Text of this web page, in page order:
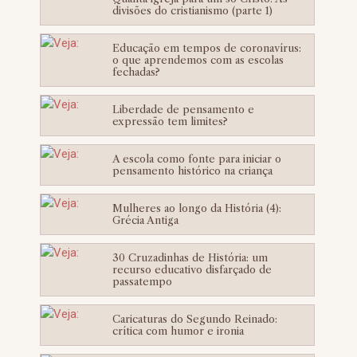
divisões do cristianismo (parte 1)
Educação em tempos de coronavírus:
o que aprendemos com as escolas
fechadas?
Liberdade de pensamento e
expressão tem limites?
A escola como fonte para iniciar o
pensamento histórico na criança
Mulheres ao longo da História (4):
Grécia Antiga
30 Cruzadinhas de História: um
recurso educativo disfarçado de
passatempo
Caricaturas do Segundo Reinado:
crítica com humor e ironia